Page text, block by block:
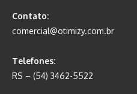
Contato:
comercial@otimizy.com.br
Telefones:
RS – (54) 3462-5522